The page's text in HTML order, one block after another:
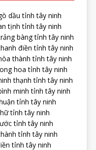
dầu tỉnh tây ninh
tịnh tỉnh tây ninh
bàng tỉnh tây ninh
điền tỉnh tây ninh
thành tỉnh tây ninh
hoa tỉnh tây ninh
thạnh tỉnh tây ninh
minh tỉnh tây ninh
tỉnh tây ninh
tỉnh tây ninh
tỉnh tây ninh
tỉnh tây ninh
tỉnh tây ninh